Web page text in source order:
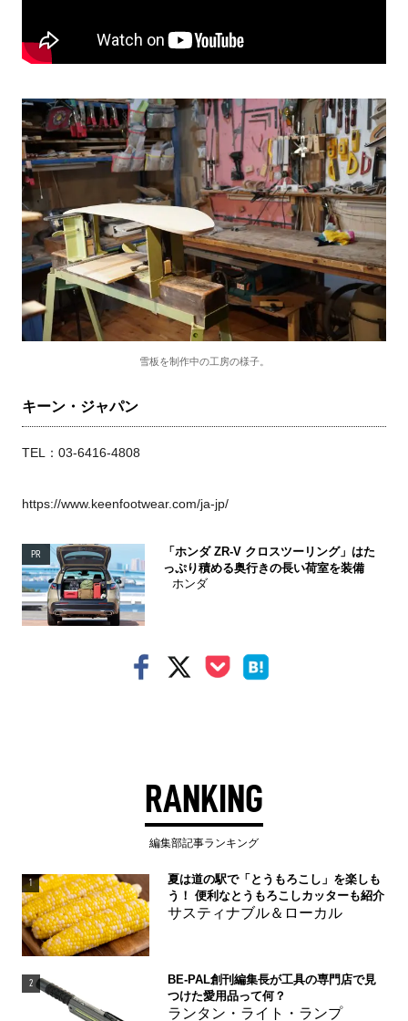
雪板を制作中の工房の様子。
キーン・ジャパン
TEL： 03-6416-4808
https://www.keenfootwear.com/ja-jp/
PR
「ホンダ ZR-V クロスツーリング」はた
っぷり積める奥行きの長い荷室を装備
ホンダ
RANKING
編集部記事ランキング
1
夏は道の駅で「とうもろこし」を楽しも
う！ 便利なとうもろこしカッターも紹介
サスティナブル＆ローカル
2
BE-PAL創刊編集長が工具の専門店で見
つけた愛用品って何？
ランタン・ライト・ランプ